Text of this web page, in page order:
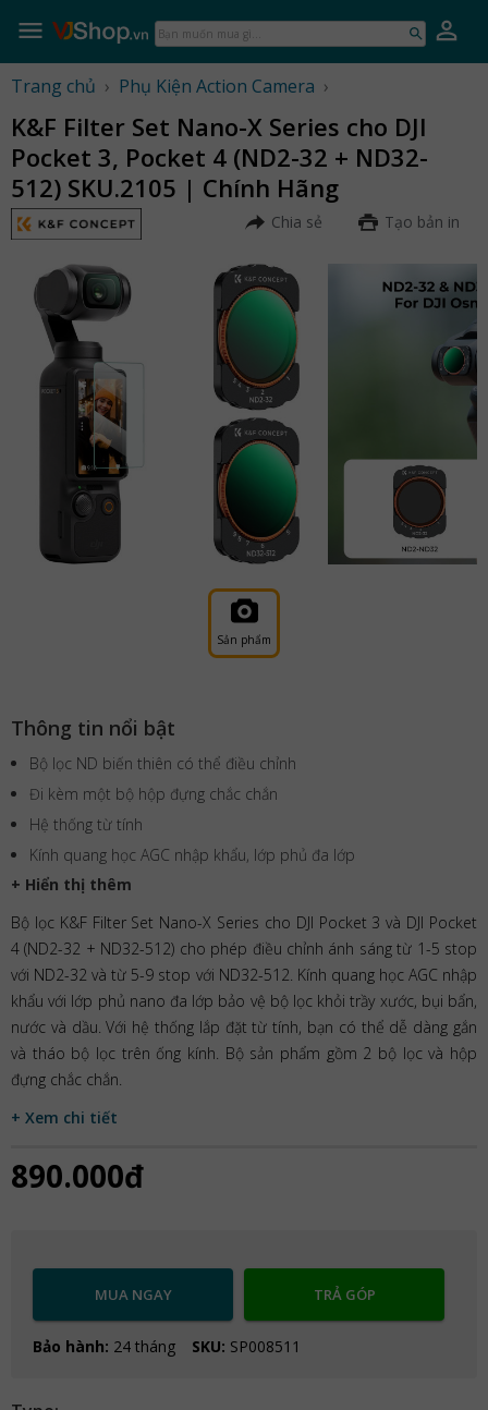
Bạn
muốn
gì...
Trang chủ › Phụ Kiện Action Camera ›
K&F Filter Set Nano-X Series cho DJI
Pocket 3, Pocket 4 (ND2-32 + ND32-
512) SKU.2105 | Chính Hãng
Chia sẻ Tạo bản in
Sản phẩm
Thông tin nổi bật
Bộ lọc ND biến thiên có thể điều chỉnh
Đi kèm một bộ hộp đựng chắc chắn
Hệ thống từ tính
Kính quang học AGC nhập khẩu, lớp phủ đa lớp
+ Hiển thị thêm
Bộ lọc K&F Filter Set Nano-X Series cho DJI Pocket 3 và DJI Pocket
4 (ND2-32 + ND32-512) cho phép điều chỉnh ánh sáng từ 1-5 stop
với ND2-32 và từ 5-9 stop với ND32-512. Kính quang học AGC nhập
khẩu với lớp phủ nano đa lớp bảo vệ bộ lọc khỏi trầy xước, bụi bẩn,
nước và dầu. Với hệ thống lắp đặt từ tính, bạn có thể dễ dàng gắn
và tháo bộ lọc trên ống kính. Bộ sản phẩm gồm 2 bộ lọc và hộp
đựng chắc chắn.
+ Xem chi tiết
890.000đ
MUA NGAY TRẢ GÓP
Bảo hành: 24 tháng SKU: SP008511